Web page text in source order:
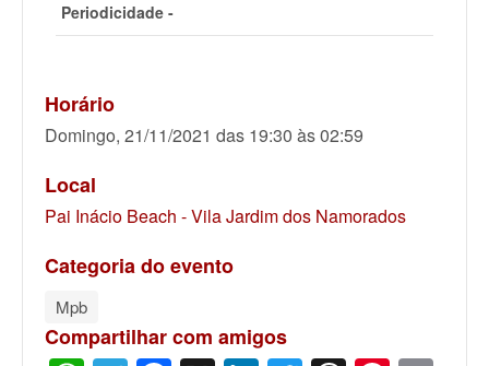
Periodicidade -
Horário
Domingo, 21/11/2021 das 19:30 às 02:59
Local
Pai Inácio Beach - Vila Jardim dos Namorados
Categoria do evento
Mpb
Compartilhar com amigos